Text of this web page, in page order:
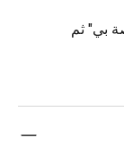
بي" ثم